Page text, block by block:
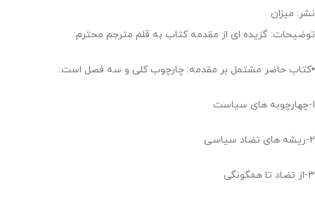
نشر: میزان
توضیحات: گزیده ای از مقدمه کتاب به قلم مترجم محترم:
•کتاب حاضر مشتمل بر مقدمه: چارچوب کلی و سه فصل است:
۱-چهارچوبه های سیاست
۲-ریشه های تضاد سیاسی
۳-از تضاد تا همگونگی